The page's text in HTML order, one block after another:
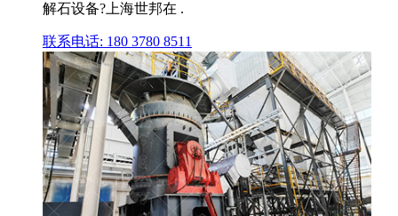
解石设备?上海世邦在 .
联系电话: 180 3780 8511